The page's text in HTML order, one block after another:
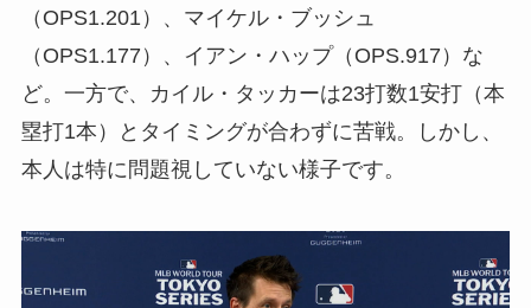
（OPS1.201）、マイケル・ブッシュ
（OPS1.177）、イアン・ハップ（OPS.917）な
ど。一方で、カイル・タッカーは23打数1安打（本
塁打1本）とタイミングが合わずに苦戦。しかし、
本人は特に問題視していない様子です。